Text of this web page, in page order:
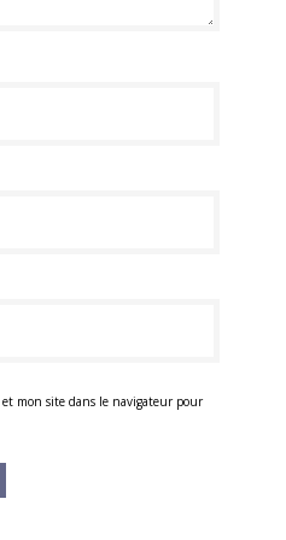
mon site dans le navigateur pour